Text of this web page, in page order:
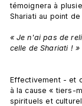
témoignera à
Shariati au point
« Je n'ai pas de
celle de Shariati ! »
Effectivement - et
à la cause « tiers-
spirituels et